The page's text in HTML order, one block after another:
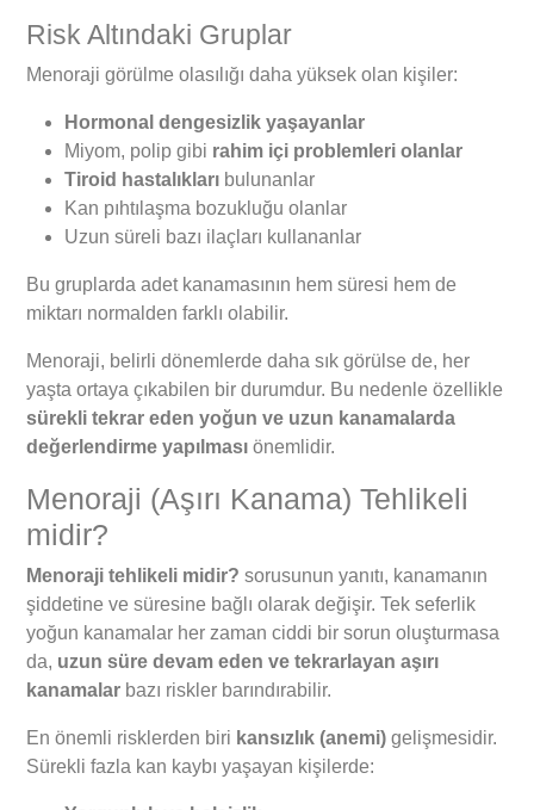
Risk Altındaki Gruplar
Menoraji görülme olasılığı daha yüksek olan kişiler:
Hormonal dengesizlik yaşayanlar
Miyom, polip gibi rahim içi problemleri olanlar
Tiroid hastalıkları bulunanlar
Kan pıhtılaşma bozukluğu olanlar
Uzun süreli bazı ilaçları kullananlar
Bu gruplarda adet kanamasının hem süresi hem de
miktarı normalden farklı olabilir.
Menoraji, belirli dönemlerde daha sık görülse de, her
yaşta ortaya çıkabilen bir durumdur. Bu nedenle özellikle
sürekli tekrar eden yoğun ve uzun kanamalarda
değerlendirme yapılması önemlidir.
Menoraji (Aşırı Kanama) Tehlikeli
midir?
Menoraji tehlikeli midir? sorusunun yanıtı, kanamanın
şiddetine ve süresine bağlı olarak değişir. Tek seferlik
yoğun kanamalar her zaman ciddi bir sorun oluşturmasa
da, uzun süre devam eden ve tekrarlayan aşırı
kanamalar bazı riskler barındırabilir.
En önemli risklerden biri kansızlık (anemi) gelişmesidir.
Sürekli fazla kan kaybı yaşayan kişilerde: